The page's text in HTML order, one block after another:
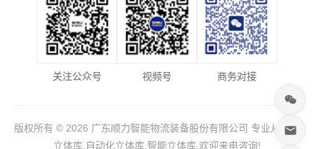
关注公众号 视频号 商务对接
版权所有 © 2026 广东顺力智能物流装备股份有限公司 专业从事于
立体库,自动化立体库,智能立体库,欢迎来电咨询!